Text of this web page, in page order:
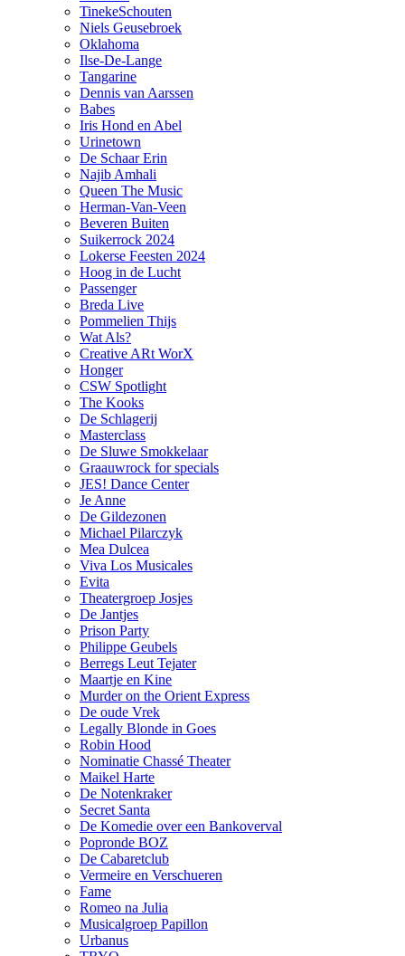
TinekeSchouten
Niels Geusebroek
Oklahoma
Ilse-De-Lange
Tangarine
Dennis van Aarssen
Babes
Iris Hond en Abel
Urinetown
De Schaar Erin
Najib Amhali
Queen The Music
Herman-Van-Veen
Beveren Buiten
Suikerrock 2024
Lokerse Feesten 2024
Hoog in de Lucht
Passenger
Breda Live
Pommelien Thijs
Wat Als?
Creative ARt WorX
Honger
CSW Spotlight
The Kooks
De Schlagerij
Masterclass
De Sluwe Smokkelaar
Graauwrock for specials
JES! Dance Center
Je Anne
De Gildezonen
Michael Pilarczyk
Mea Dulcea
Viva Los Musicales
Evita
Theatergroep Josjes
De Jantjes
Prison Party
Philippe Geubels
Berregs Leut Tejater
Maartje en Kine
Murder on the Orient Express
De oude Vrek
Legally Blonde in Goes
Robin Hood
Nominatie Chassé Theater
Maikel Harte
De Notenkraker
Secret Santa
De Komedie over een Bankoverval
Popronde BOZ
De Cabaretclub
Vermeire en Verschueren
Fame
Romeo na Julia
Musicalgroep Papillon
Urbanus